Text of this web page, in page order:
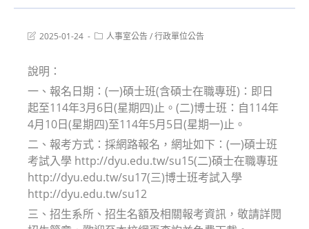
Post2025-01-24
Post人事室公告/行政單位公告
說明：
一、報名日期：(一)碩士班(含碩士在職專班)：即日
起至114年3月6日(星期四)止。(二)博士班：自114年
4月10日(星期四)至114年5月5日(星期一)止。
二、報考方式：採網路報名，網址如下：(一)碩士班
考試入學 http://dyu.edu.tw/su15(二)碩士在職專班
http://dyu.edu.tw/su17(三)博士班考試入學
http://dyu.edu.tw/su12
三、招生系所、招生名額及相關報考資訊，敬請詳閱